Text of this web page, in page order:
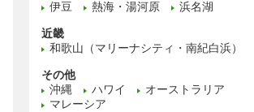
伊豆 熱海・湯河原 浜名湖
近畿
和歌山（マリーナシティ・南紀白浜）
その他
沖縄
ハワイ
オーストラリア
マレーシア